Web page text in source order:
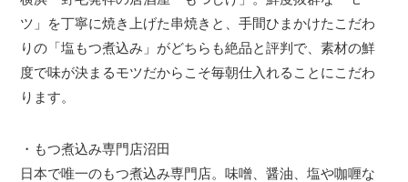
ツ」を丁寧に焼き上げた串焼きと、手間ひまかけたこだわ
りの「塩もつ煮込み」がどちらも絶品と評判で、素材の鮮
度で味が決まるモツだからこそ毎朝仕入れることにこだわ
ります。
・もつ煮込み専門店沼田
日本で唯一のもつ煮込み専門店。味噌、醤油、塩や咖喱な